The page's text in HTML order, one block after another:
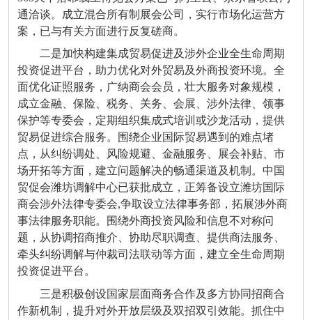
通洽谈。成立混合所有制展会公司，实行市场化运营方
案，已与有关方面进行反复磋商。
二是加快构建集成贸易促进及涉外企业全生命周期
投资促进平台，助力优化对外贸易及外商投资环境。全
面优化证照服务，广纳商会会员，壮大服务对象规模，
成立金融、保险、税务、关务、会展、涉外法律、领事
保护等专委会，定期组织集成式培训或沙龙活动，提供
贸易促进综合服务。围绕企业国际贸易遇到的难点堵
点，从纠纷调处、风险规避、金融服务、展会补贴、市
场开拓等方面，建立问题解决的畅通渠道及机制。中国
贸促会潍坊调解中心已获批成立，正筹备设立潍坊国际
商会涉外法律专委会,争取设立法律事务部，拓展涉外商
事法律服务职能。围绕外商投资风险和信息不对称问
题，从协调招商推介、协助尽职调查、提供商法服务、
牵头纠纷调解与仲裁司法联动等方面，建立全生命周期
投资促进平台。
三是积极创设国家层面商务合作及多方协同招商合
作新机制，提升对外开放层级及双招双引效能。抓住中